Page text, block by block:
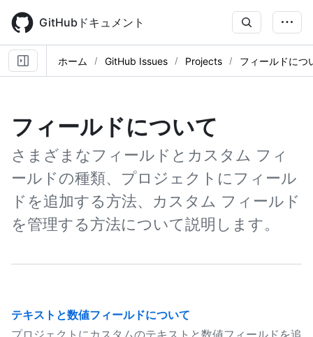
main
content
GitHubドキュメント
ホーム GitHub Issues Projects フィールドにつ
フィールドについて
さまざまなフィールドとカスタム フィ
ールドの種類、プロジェクトにフィール
ドを追加する方法、カスタム フィールド
を管理する方法について説明します。
テキストと数値フィールドについて
プロジェクトにカスタムのテキストと数値フィールドを追